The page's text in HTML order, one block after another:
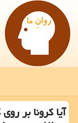
آیا كرونا بر